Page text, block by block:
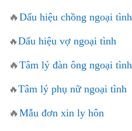
🔥Dấu hiệu chồng ngoại tình
🔥Dấu hiệu vợ ngoại tình
🔥Tâm lý đàn ông ngoại tình
🔥Tâm lý phụ nữ ngoại tình
🔥Mẫu đơn xin ly hôn